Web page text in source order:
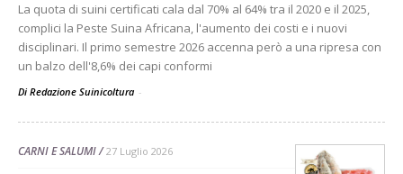
La quota di suini certificati cala dal 70% al 64% tra il 2020 e il 2025,
complici la Peste Suina Africana, l'aumento dei costi e i nuovi
disciplinari. Il primo semestre 2026 accenna però a una ripresa con
un balzo dell'8,6% dei capi conformi
Di Redazione Suinicoltura -
CARNI E SALUMI 27 Luglio 2026